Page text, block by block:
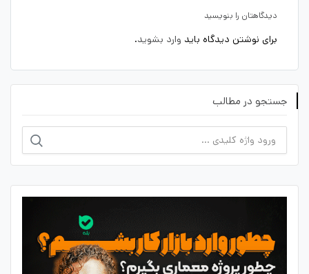
دیدگاهتان را بنویسید
برای نوشتن دیدگاه باید وارد بشوید.
جستجو در مطالب